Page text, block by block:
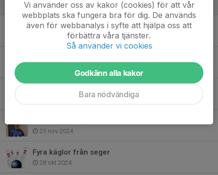
21 apr 2025
Än lever hoppet
6 apr 2025
23 nov 2024
Fyra käglor från seger
28 okt 2024
Vi använder oss av kakor (cookies) för att vår
webbplats ska fungera bra för dig. De används
även för webbanalys i syfte att hjälpa oss att
förbättra våra tjänster.
Så använder vi cookies
Godkänn alla kakor
Bara nödvändiga